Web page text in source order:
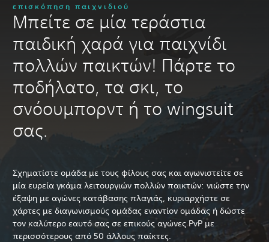
επισκόπηση παιχνιδιού
Μπείτε σε μία τεράστια
παιδική χαρά για παιχνίδι
πολλών παικτών! Πάρτε το
ποδήλατο, τα σκι, το
σνόουμπορντ ή το wingsuit
σας.
Σχηματίστε ομάδα με τους φίλους σας και αγωνιστείτε σε
μία ευρεία γκάμα λειτουργιών πολλών παικτών: νιώστε την
έξαψη με αγώνες κατάβασης πλαγιάς, κυριαρχήστε σε
χάρτες με διαγωνισμούς ομάδας εναντίον ομάδας ή δώστε
τον καλύτερο εαυτό σας σε επικούς αγώνες PvP με
περισσότερους από 50 άλλους παίκτες.